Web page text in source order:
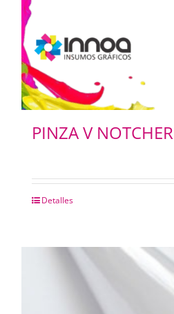
PINZA V NOTCHER
Detalles